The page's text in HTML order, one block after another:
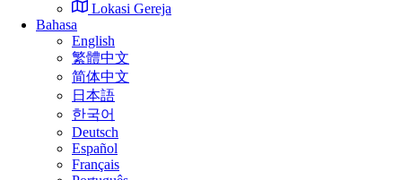
Lokasi Gereja
Bahasa
English
繁體中文
简体中文
日本語
한국어
Deutsch
Español
Français